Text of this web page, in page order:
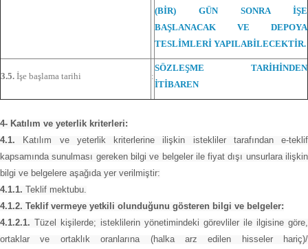
(BİR) GÜN SONRA İŞE
BAŞLANACAK VE DEPOYA
TESLİMLERİ YAPILABİLECEKTİR.
3.5. İşe başlama tarihi :
SÖZLEŞME TARİHİNDEN
İTİBAREN
4- Katılım ve yeterlik kriterleri:
4.1. Katılım ve yeterlik kriterlerine ilişkin istekliler tarafından e-teklif
kapsamında sunulması gereken bilgi ve belgeler ile fiyat dışı unsurlara ilişkin
bilgi ve belgelere aşağıda yer verilmiştir:
4.1.1. Teklif mektubu.
4.1.2. Teklif vermeye yetkili olunduğunu gösteren bilgi ve belgeler:
4.1.2.1. Tüzel kişilerde; isteklilerin yönetimindeki görevliler ile ilgisine göre,
ortaklar ve ortaklık oranlarına (halka arz edilen hisseler hariç)/